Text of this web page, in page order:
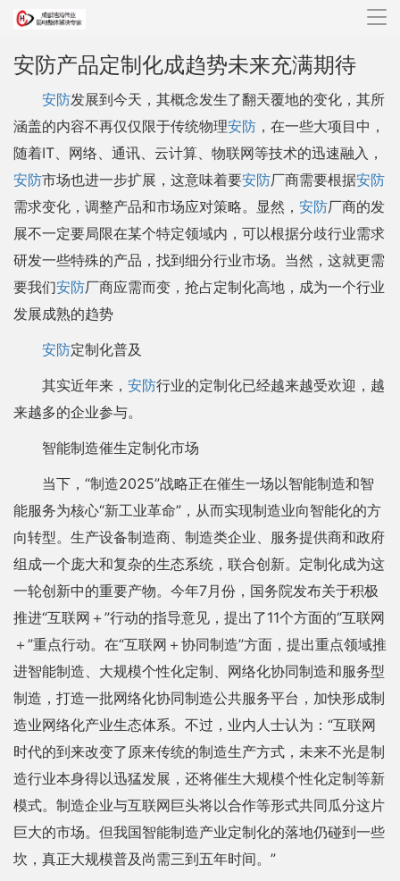
导
安防产品定制化成趋势未来充满期待
安防发展到今天，其概念发生了翻天覆地的变化，其所
涵盖的内容不再仅仅限于传统物理安防 ，在一些大项目中，
随着IT、网络、通讯、云计算、物联网等技术的迅速融入，
安防市场也进一步扩展，这意味着要安防厂商需要根据安防
需求变化，调整产品和市场应对策略。显然， 安防厂商的发
展不一定要局限在某个特定领域内，可以根据分歧行业需求
研发一些特殊的产品，找到细分行业市场。当然，这就更需
要我们安防厂商应需而变，抢占定制化高地，成为一个行业
发展成熟的趋势
安防定制化普及
其实近年来， 安防行业的定制化已经越来越受欢迎，越
来越多的企业参与。
智能制造催生定制化市场
当下，“制造2025”战略正在催生一场以智能制造和智
能服务为核心“新工业革命”，从而实现制造业向智能化的方
向转型。生产设备制造商、制造类企业、服务提供商和政府
组成一个庞大和复杂的生态系统，联合创新。定制化成为这
一轮创新中的重要产物。今年7月份，国务院发布关于积极
推进“互联网＋”行动的指导意见，提出了11个方面的“互联网
＋”重点行动。在“互联网＋协同制造”方面，提出重点领域推
进智能制造、大规模个性化定制、网络化协同制造和服务型
制造，打造一批网络化协同制造公共服务平台，加快形成制
造业网络化产业生态体系。不过，业内人士认为：“互联网
时代的到来改变了原来传统的制造生产方式，未来不光是制
造行业本身得以迅猛发展，还将催生大规模个性化定制等新
模式。制造企业与互联网巨头将以合作等形式共同瓜分这片
巨大的市场。但我国智能制造产业定制化的落地仍碰到一些
坎，真正大规模普及尚需三到五年时间。”